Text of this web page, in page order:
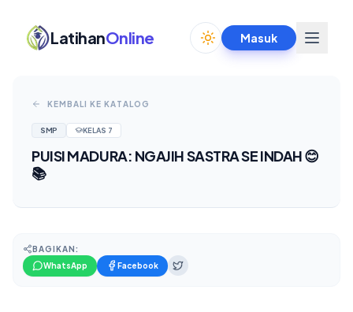
LatihanOnline Toggle theme
Masuk
KEMBALI KE KATALOG
SMP KELAS 7
PUISI MADURA: NGAJIH SASTRA SE INDAH 😊
📚
BAGIKAN:
WhatsApp
Facebook